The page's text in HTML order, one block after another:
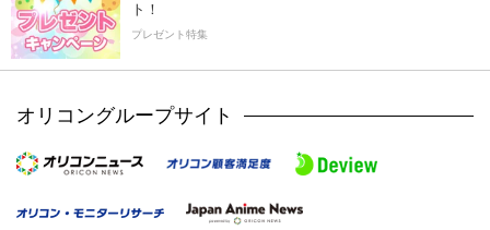
ト！
プレゼント特集
オリコングループサイト